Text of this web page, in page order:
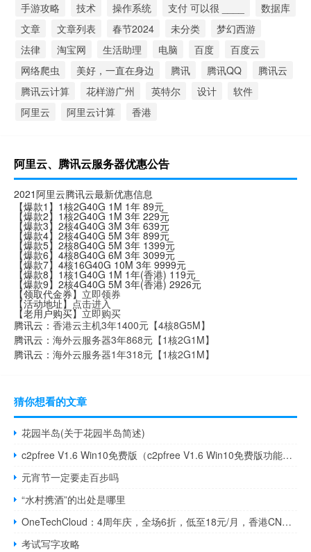
手游攻略
技术 操作系统 支付 可以很 ____
数据库
文章
文章列表 春节2024 未分类
梦幻西游
法律
淘宝网 生活助理 电脑 百度
百度云
网络爬虫
美好，一直在身边 腾讯 腾讯QQ
腾讯云
腾讯云计算
花样游广州 英特尔 设计
软件
阿里云
阿里云计算 香港
阿里云、腾讯云服务器优惠公告
2021阿里云腾讯云最新优惠信息
【爆款1】1核2G40G 1M 1年 89元
【爆款2】1核2G40G 1M 3年 229元
【爆款3】2核4G40G 3M 3年 639元
【爆款4】2核4G40G 5M 3年 899元
【爆款5】2核8G40G 5M 3年 1399元
【爆款6】4核8G40G 6M 3年 3099元
【爆款7】4核16G40G 10M 3年 9999元
【爆款8】1核1G40G 1M 1年(香港) 119元
【爆款9】2核4G40G 5M 3年(香港) 2926元
【领取代金券】 立即领券
【活动地址】 点击进入
【老用户购买】立即购买
腾讯云： 香港云主机3年1400元【4核8G5M】
腾讯云： 海外云服务器3年868元【1核2G1M】
腾讯云： 海外云服务器1年318元【1核2G1M】
猜你想看的文章
花园半岛(关于花园半岛简述)
c2pfree V1.6 Win10免费版（c2pfree V1.6 Win10免费版功能简介）
元宵节一定要走百步吗
“水村携酒”的出处是哪里
OneTechCloud：4周年庆，全场6折，低至18元/月，香港CN2/香港CMI/美国CN2GIA(原生IP)/美国CN2GIA+高防/美国CU2(原生IP)
考试写字攻略